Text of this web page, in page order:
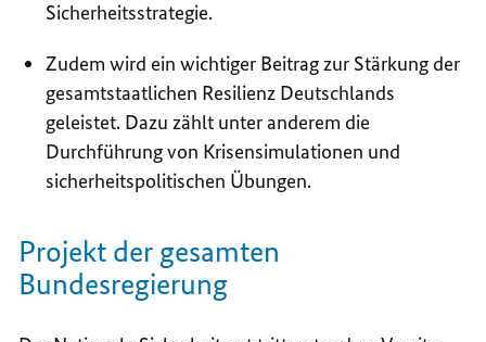
Sicherheitsstrategie.
Zudem wird ein wichtiger Beitrag zur Stärkung der
gesamtstaatlichen Resilienz Deutschlands
geleistet. Dazu zählt unter anderem die
Durchführung von Krisensimulationen und
sicherheitspolitischen Übungen.
Projekt der gesamten
Bundesregierung